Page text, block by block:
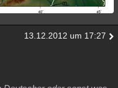
13.12.2012 um 17:27